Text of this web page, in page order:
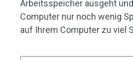
Arbeitsspeicher ausgeht
Computer nur noch wenig
auf Ihrem Computer zu viel